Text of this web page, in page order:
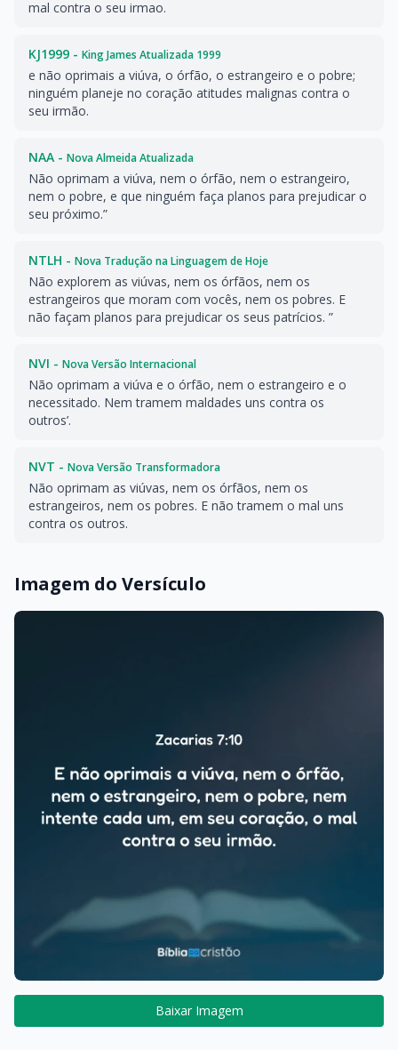
mal contra o seu irmao.
KJ1999 - King James Atualizada 1999
e não oprimais a viúva, o órfão, o estrangeiro e o pobre;
ninguém planeje no coração atitudes malignas contra o
seu irmão.
NAA - Nova Almeida Atualizada
Não oprimam a viúva, nem o órfão, nem o estrangeiro,
nem o pobre, e que ninguém faça planos para prejudicar o
seu próximo.”
NTLH - Nova Tradução na Linguagem de Hoje
Não explorem as viúvas, nem os órfãos, nem os
estrangeiros que moram com vocês, nem os pobres. E
não façam planos para prejudicar os seus patrícios. ”
NVI - Nova Versão Internacional
Não oprimam a viúva e o órfão, nem o estrangeiro e o
necessitado. Nem tramem maldades uns contra os
outros’.
NVT - Nova Versão Transformadora
Não oprimam as viúvas, nem os órfãos, nem os
estrangeiros, nem os pobres. E não tramem o mal uns
contra os outros.
Imagem do Versículo
Baixar Imagem